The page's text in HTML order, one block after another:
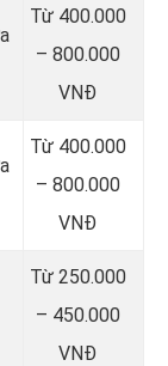
Từ 400.000
– 800.000
VNĐ
Từ 400.000
– 800.000
VNĐ
Từ 250.000
– 450.000
VNĐ